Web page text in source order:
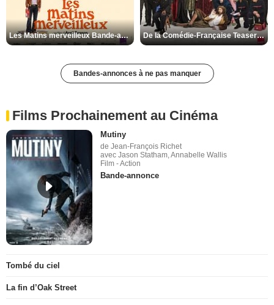
Les Matins merveilleux Bande-annonce VF De la Comédie-Française Teaser VF
Bandes-annonces à ne pas manquer
Films Prochainement au Cinéma
Mutiny
de Jean-François Richet
avec Jason Statham, Annabelle Wallis
Film - Action
Bande-annonce
Tombé du ciel
La fin d’Oak Street